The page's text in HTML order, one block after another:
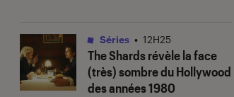
The Shardsrévèle la face
(très) sombre du Hollywood
des années 1980
Séries • 12H25